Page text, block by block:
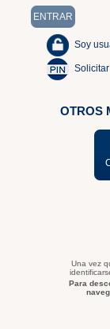
Soy
OTROS
Una vez
Para